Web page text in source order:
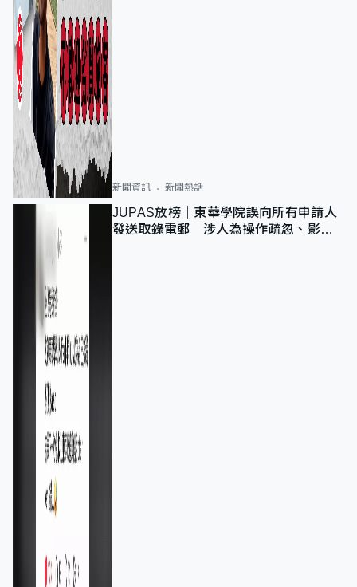
新聞資訊 新聞熱話
JUPAS放榜｜東華學院誤向所有申請人
發送取錄電郵 涉人為操作疏忽、影響